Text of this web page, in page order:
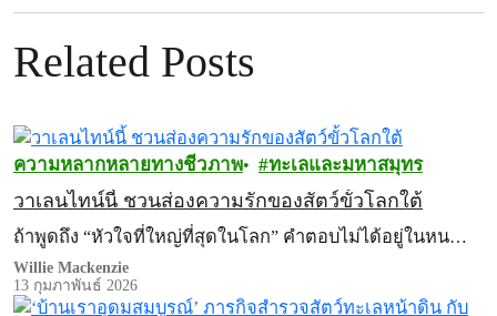
Related Posts
ความหลากหลายทางชีวภาพ ทะเลและมหาสมุทร
วาเลนไทน์นี้ ชวนส่องความรักของสัตว์ขั้วโลกใต้
ถ้าพูดถึง “หัวใจที่ใหญ่ที่สุดในโลก” คำตอบไม่ได้อยู่ในหน…
Willie Mackenzie
13 กุมภาพันธ์ 2026